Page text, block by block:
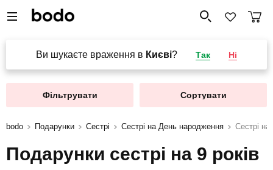
Ви шукаєте враження в Києві? Так Ні
Фільтрувати Сортувати
bodo Подарунки Сестрі Сестрі на День народження Сестрі на
Подарунки сестрі на 9 років